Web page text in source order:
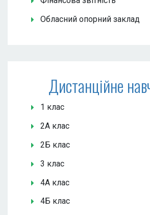
Обласний опорний заклад
Дистанційне
1 клас
2А клас
2Б клас
3 клас
4А клас
4Б клас